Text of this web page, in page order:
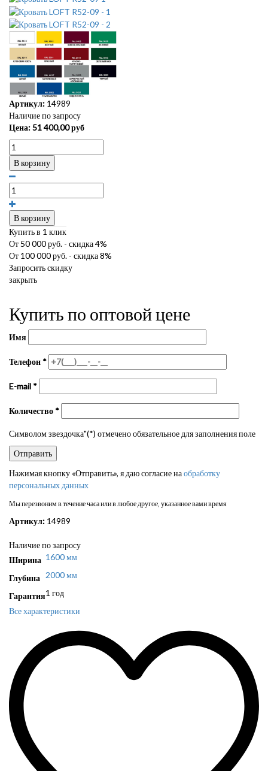
Артикул: 14989
Наличие по запросу
Цена:51 400,00руб
В корзину
В корзину
Купить в 1 клик
От 50 000 руб. - скидка 4%
От 100 000 руб. - скидка 8%
Запросить скидку
закрыть
Купить по оптовой цене
Имя
Телефон *
E-mail *
Количество *
Символом звездочка"(*) отмечено обязательное для заполнения поле
Нажимая кнопку «Отправить», я даю согласие наобработку
персональных данных
Мы перезвоним в течение часа или в любое другое, указанное вами время
Артикул: 14989
Наличие по запросу
Ширина 1600 мм
Глубина 2000 мм
Гарантия1 год
Все характеристики